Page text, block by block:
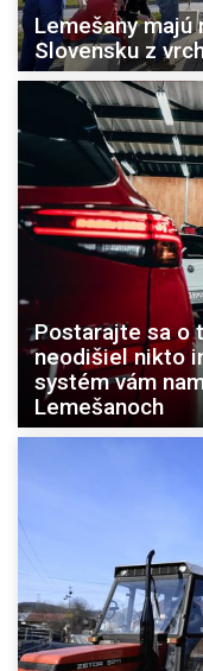
Lemešany majú
Slovensku z
Postarajte sa o
neodišiel nikto
systém vám
Lemešanoch